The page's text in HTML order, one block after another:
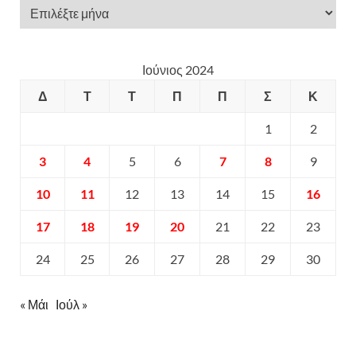
Ιούνιος 2024
Δ
Τ Τ Π Π Σ Κ
1 2
3 4 5 6 7 8 9
10 11 12 13 14 15 16
17 18 19 20 21 22 23
24 25 26 27 28 29 30
« Μάι Ιούλ »